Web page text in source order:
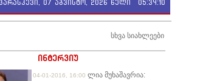
პარასკევი, 07 აგვისტო, 2026 წელი 05:34:11
სხვა სიახლეები
ინტერვიუ
04-01-2016, 16:00 ლია მუხაშავრია: